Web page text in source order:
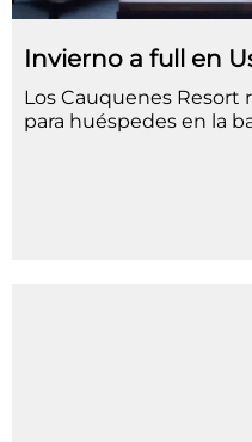
Invierno a full en
Los Cauquenes Resort
para huéspedes en la